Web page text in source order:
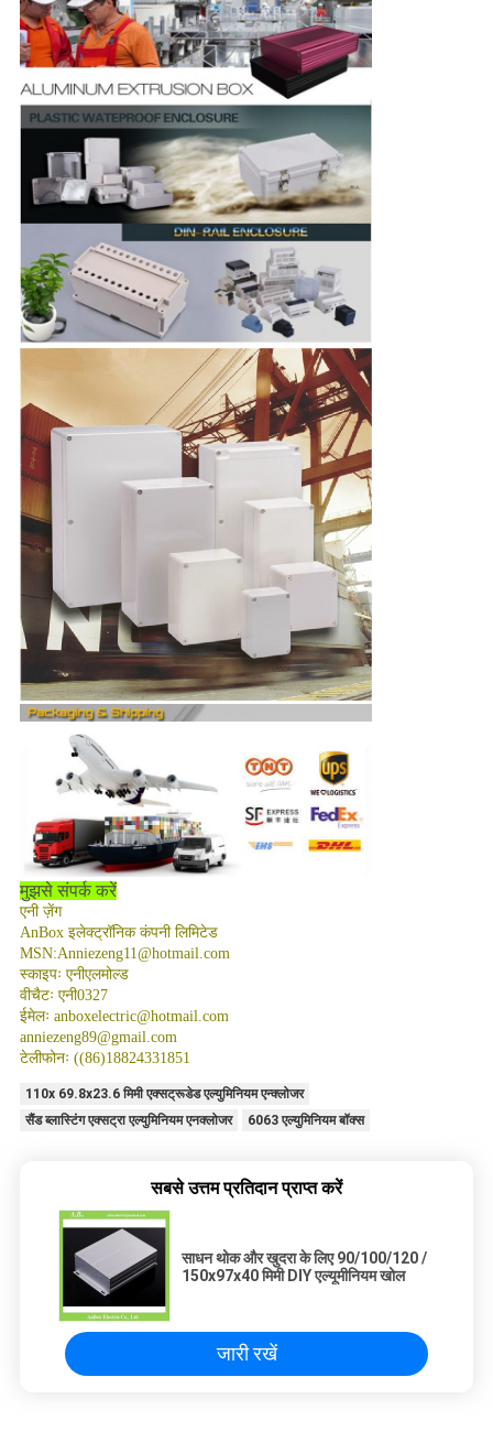
मुझसे संपर्क करें
एनी ज़ेंग
AnBox इलेक्ट्रॉनिक कंपनी लिमिटेड
MSN:Anniezeng11@hotmail.com
स्काइपः एनीएलमोल्ड
वीचैटः एनी0327
ईमेलः anboxelectric@hotmail.com
anniezeng89@gmail.com
टेलीफोनः ((86)18824331851
110x 69.8x23.6 मिमी एक्सट्रूडेड एल्युमिनियम एन्क्लोजर
सैंड ब्लास्टिंग एक्सट्रा एल्युमिनियम एनक्लोजर
6063 एल्युमिनियम बॉक्स
सबसे उत्तम प्रतिदान प्राप्त करें
साधन थोक और खुदरा के लिए 90/100/120 /
150x97x40 मिमी DIY एल्यूमीनियम खोल
जारी रखें